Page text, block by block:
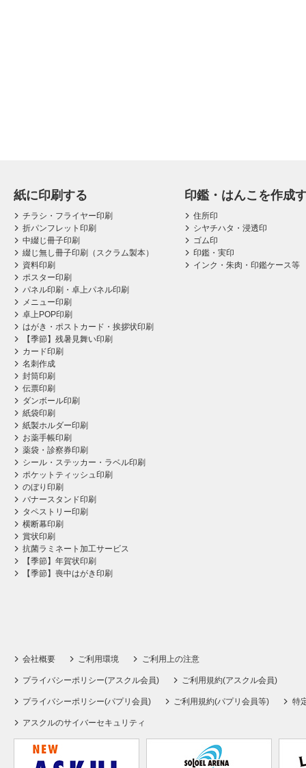
紙に印刷する
チラシ・フライヤー印刷
折パンフレット印刷
中綴じ冊子印刷
綴じ無し冊子印刷（スクラム製本）
資料印刷
ポスター印刷
パネル印刷・卓上パネル印刷
メニュー印刷
卓上POP印刷
はがき・ポストカード・挨拶状印刷
【季節】残暑見舞い印刷
カード印刷
名刺作成
封筒印刷
伝票印刷
ダンボール印刷
紙袋印刷
紙製ホルダー印刷
お薬手帳印刷
薬袋・診察券印刷
シール・ステッカー・ラベル印刷
ポケットティッシュ印刷
のぼり印刷
バナースタンド印刷
タペストリー印刷
横断幕印刷
賞状印刷
抗菌ラミネート加工サービス
【季節】年賀状印刷
【季節】喪中はがき印刷
印鑑・はんこを作成
住所印
シヤチハタ・浸透印
ゴム印
印鑑・実印
インク・朱肉・印鑑ケース等
会社概要 ご利用環境 ご利用上の注意
プライバシーポリシー(アスクル会員) ご利用規約(アスクル会員)
プライバシーポリシー(パプリ会員) ご利用規約(パプリ会員等) 特
アスクルのサイバーセキュリティ